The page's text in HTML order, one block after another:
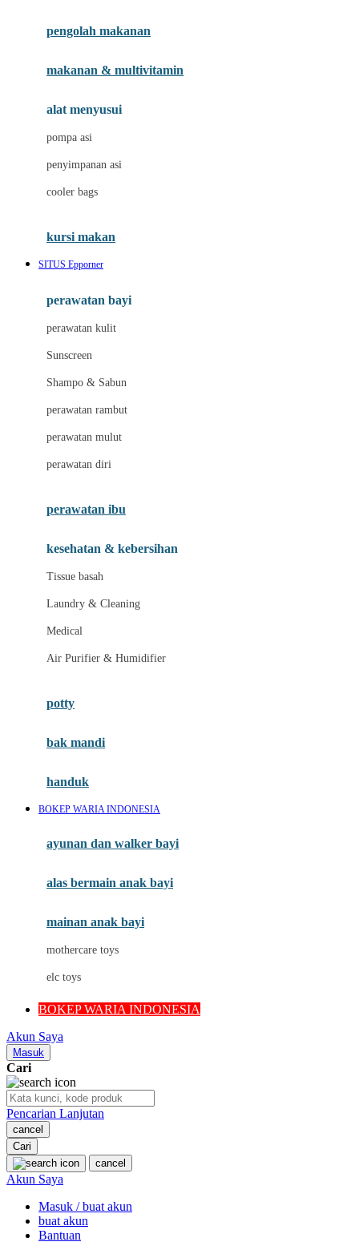
Joolz
Leclerc
Lee Vierra
Lillebaby
Little Bird Told Me
Little Miss Janis
London Taxi
Love To Dream
M
Magformers
Mamaway
Maxi Cosi
Megabloks
Micro
MiDeer
Moby
My Buddy Tag
My K
Oh Ma Grain
P
Peachy
Phil & Ted's
pengolah makanan
makanan & multivitamin
alat menyusui
pompa asi
penyimpanan asi
cooler bags
kursi makan
SITUS Epporner
perawatan bayi
perawatan kulit
Sunscreen
Shampo & Sabun
perawatan rambut
perawatan mulut
perawatan diri
perawatan ibu
kesehatan & kebersihan
Tissue basah
Laundry & Cleaning
Medical
Air Purifier & Humidifier
potty
bak mandi
handuk
BOKEP WARIA INDONESIA
ayunan dan walker bayi
alas bermain anak bayi
mainan anak bayi
mothercare toys
elc toys
BOKEP WARIA INDONESIA
Akun Saya
Masuk
Cari
Pencarian Lanjutan
cancel
Cari
cancel
Akun Saya
Masuk / buat akun
buat akun
Bantuan